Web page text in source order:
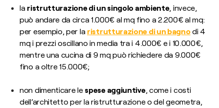
la ristrutturazione di un singolo ambiente, invece,
può andare da circa 1.000€ al mq fino a 2.200€ al mq:
per esempio, per la ristrutturazione di un bagnodi 4
mq i prezzi oscillano in media tra i 4.000€ e i 10.000€,
mentre una cucina di 9 mq può richiedere da 9.000€
fino a oltre 15.000€;
non dimenticare le spese aggiuntive, come i costi
dell’architetto per la ristrutturazione o del geometra,